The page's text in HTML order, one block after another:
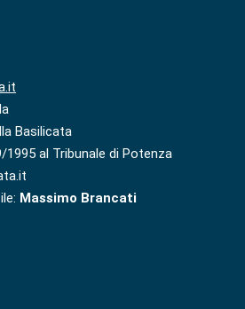
Basilicata
1995 al Tribunale di Potenza
Massimo Brancati